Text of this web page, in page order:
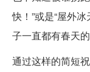
快！”或是“屋外
子一直都有春天
通过这样的简短